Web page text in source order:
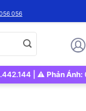
056
| ⚠️Phản Ánh: